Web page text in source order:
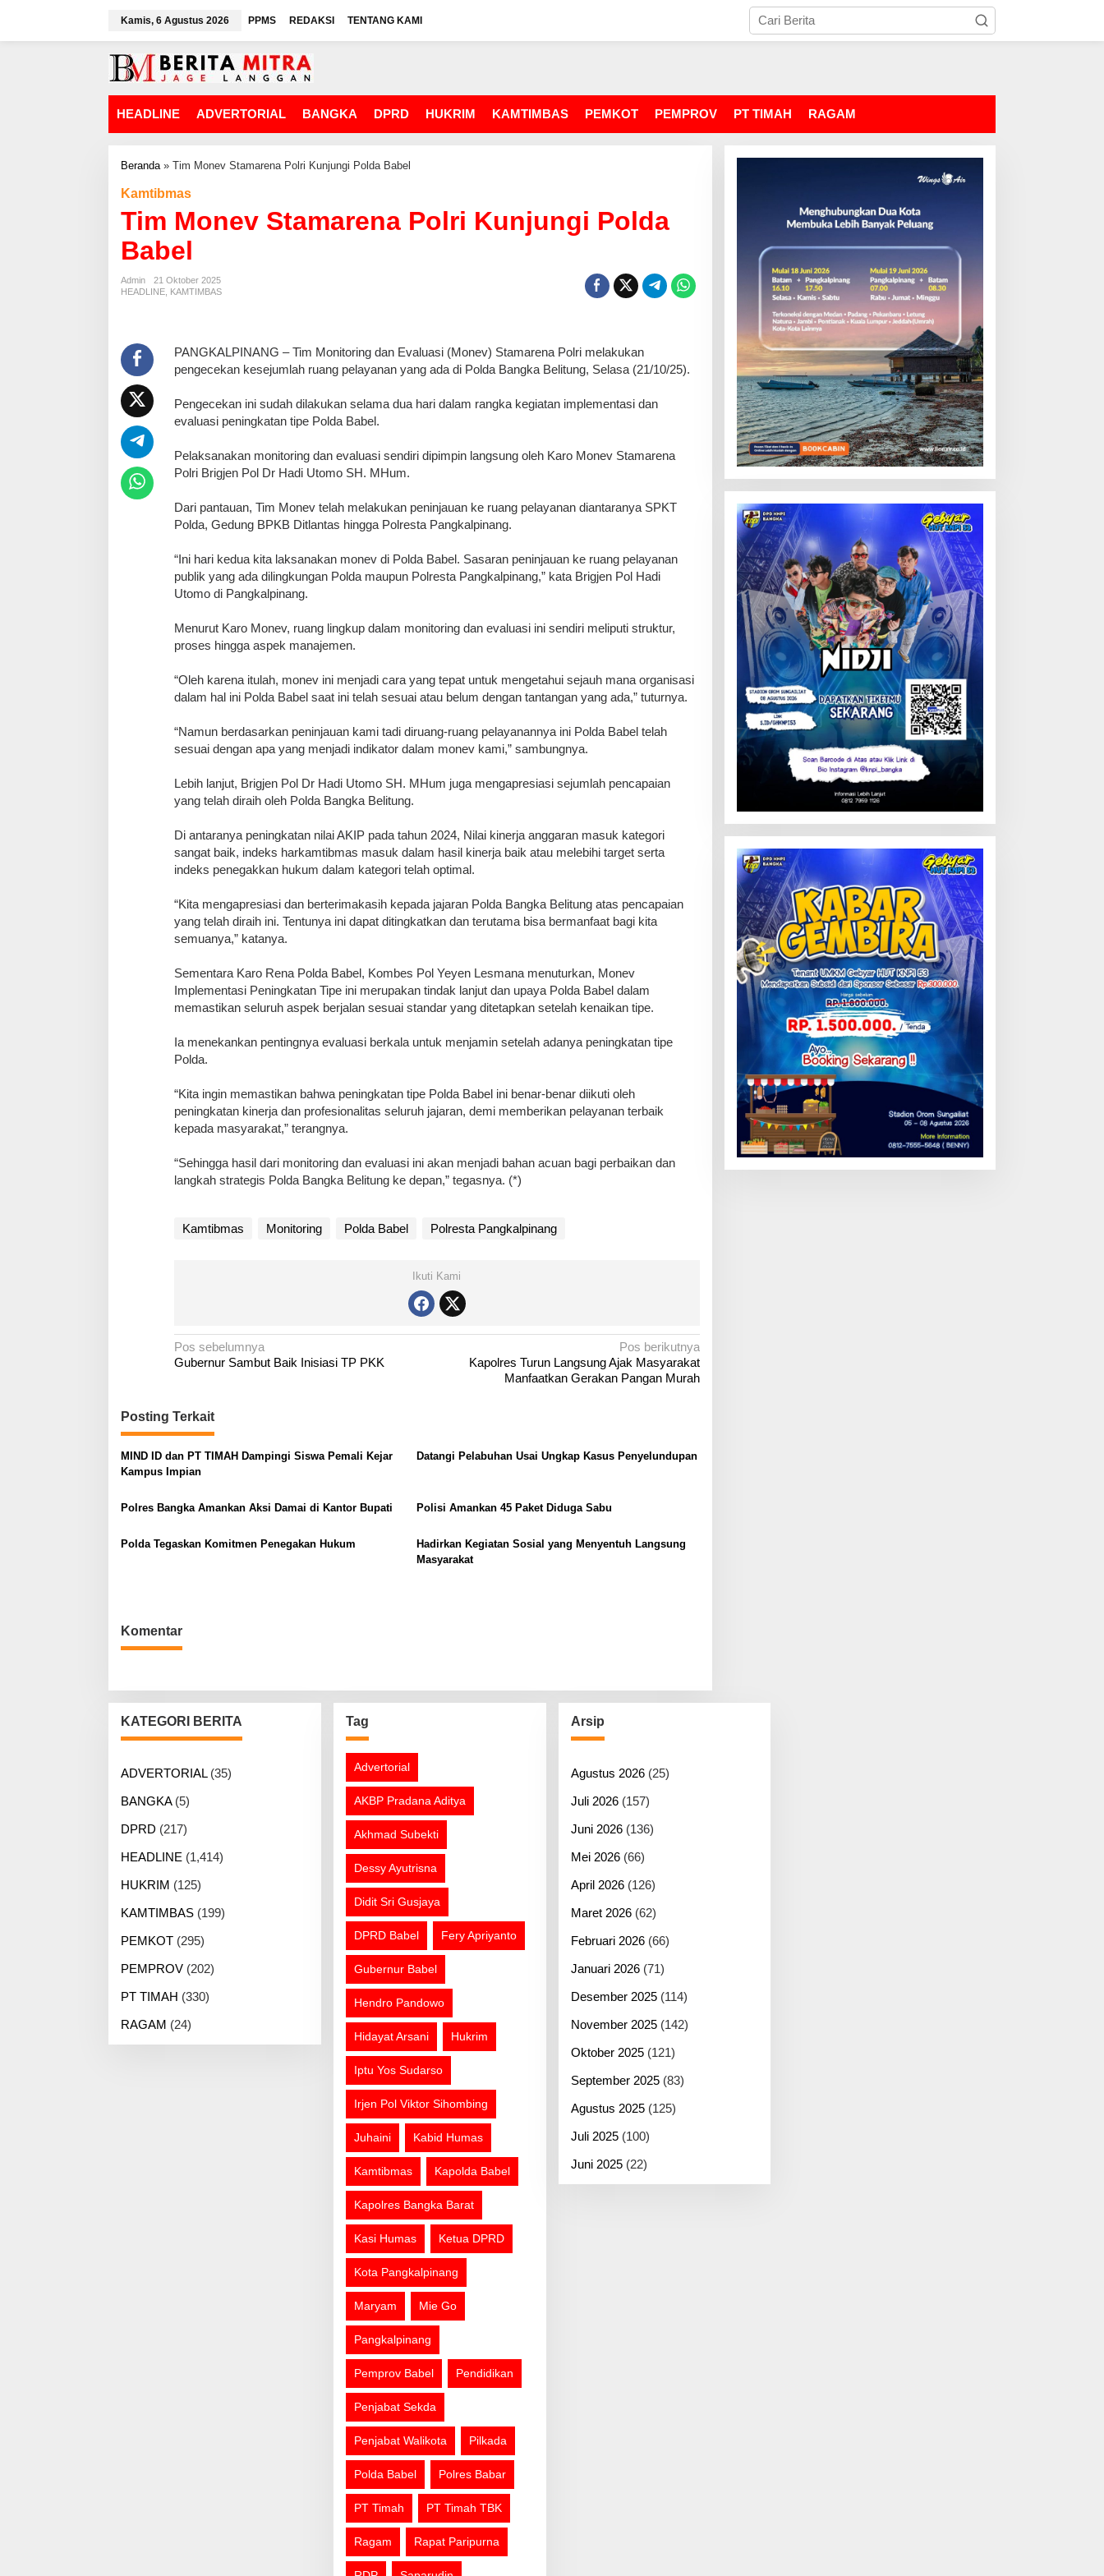
w
Kamis, 6 Agustus 2026 PPMS REDAKSI TENTANG KAMI
HEADLINE ADVERTORIAL BANGKA DPRD HUKRIM KAMTIMBAS PEMKOT PEMPROV PT TIMAH RAGAM
Beranda» Tim Monev Stamarena Polri Kunjungi Polda Babel
Kamtibmas
Tim Monev Stamarena Polri Kunjungi Polda
Babel
Admin
21 Oktober 2025
HEADLINE KAMTIMBAS
PANGKALPINANG – Tim Monitoring dan Evaluasi (Monev) Stamarena Polri melakukan
pengecekan kesejumlah ruang pelayanan yang ada di Polda Bangka Belitung, Selasa (21/10/25).
Pengecekan ini sudah dilakukan selama dua hari dalam rangka kegiatan implementasi dan
evaluasi peningkatan tipe Polda Babel.
Pelaksanakan monitoring dan evaluasi sendiri dipimpin langsung oleh Karo Monev Stamarena
Polri Brigjen Pol Dr Hadi Utomo SH. MHum.
Dari pantauan, Tim Monev telah melakukan peninjauan ke ruang pelayanan diantaranya SPKT
Polda, Gedung BPKB Ditlantas hingga Polresta Pangkalpinang.
“Ini hari kedua kita laksanakan monev di Polda Babel. Sasaran peninjauan ke ruang pelayanan
publik yang ada dilingkungan Polda maupun Polresta Pangkalpinang,” kata Brigjen Pol Hadi
Utomo di Pangkalpinang.
Menurut Karo Monev, ruang lingkup dalam monitoring dan evaluasi ini sendiri meliputi struktur,
proses hingga aspek manajemen.
“Oleh karena itulah, monev ini menjadi cara yang tepat untuk mengetahui sejauh mana organisasi
dalam hal ini Polda Babel saat ini telah sesuai atau belum dengan tantangan yang ada,” tuturnya.
“Namun berdasarkan peninjauan kami tadi diruang-ruang pelayanannya ini Polda Babel telah
sesuai dengan apa yang menjadi indikator dalam monev kami,” sambungnya.
Lebih lanjut, Brigjen Pol Dr Hadi Utomo SH. MHum juga mengapresiasi sejumlah pencapaian
yang telah diraih oleh Polda Bangka Belitung.
Di antaranya peningkatan nilai AKIP pada tahun 2024, Nilai kinerja anggaran masuk kategori
sangat baik, indeks harkamtibmas masuk dalam hasil kinerja baik atau melebihi target serta
indeks penegakkan hukum dalam kategori telah optimal.
“Kita mengapresiasi dan berterimakasih kepada jajaran Polda Bangka Belitung atas pencapaian
yang telah diraih ini. Tentunya ini dapat ditingkatkan dan terutama bisa bermanfaat bagi kita
semuanya,” katanya.
Sementara Karo Rena Polda Babel, Kombes Pol Yeyen Lesmana menuturkan, Monev
Implementasi Peningkatan Tipe ini merupakan tindak lanjut dan upaya Polda Babel dalam
memastikan seluruh aspek berjalan sesuai standar yang ditetapkan setelah kenaikan tipe.
Ia menekankan pentingnya evaluasi berkala untuk menjamin setelah adanya peningkatan tipe
Polda.
“Kita ingin memastikan bahwa peningkatan tipe Polda Babel ini benar-benar diikuti oleh
peningkatan kinerja dan profesionalitas seluruh jajaran, demi memberikan pelayanan terbaik
kepada masyarakat,” terangnya.
“Sehingga hasil dari monitoring dan evaluasi ini akan menjadi bahan acuan bagi perbaikan dan
langkah strategis Polda Bangka Belitung ke depan,” tegasnya. (*)
Kamtibmas Monitoring Polda Babel Polresta Pangkalpinang
Ikuti Kami
N
a
i
g
a
s
p
o
Pos sebelumnya
Gubernur Sambut Baik Inisiasi TP PKK
Pos berikutnya
Kapolres Turun Langsung Ajak Masyarakat
Manfaatkan Gerakan Pangan Murah
Posting Terkait
MIND ID dan PT TIMAH Dampingi Siswa Pemali Kejar
Kampus Impian
Datangi Pelabuhan Usai Ungkap Kasus Penyelundupan
Polres Bangka Amankan Aksi Damai di Kantor Bupati Polisi Amankan 45 Paket Diduga Sabu
Polda Tegaskan Komitmen Penegakan Hukum
Hadirkan Kegiatan Sosial yang Menyentuh Langsung
Masyarakat
Komentar
KATEGORI BERITA
ADVERTORIAL(35)
BANGKA(5)
DPRD (217)
HEADLINE (1,414)
HUKRIM (125)
KAMTIMBAS (199)
PEMKOT (295)
PEMPROV (202)
PT TIMAH (330)
RAGAM (24)
Tag
Advertorial
AKBP Pradana Aditya
Akhmad Subekti
Dessy Ayutrisna
Didit Sri Gusjaya
DPRD Babel Fery Apriyanto
Gubernur Babel
Hendro Pandowo
Hidayat Arsani Hukrim
Iptu Yos Sudarso
Irjen Pol Viktor Sihombing
Juhaini Kabid Humas
Kamtibmas Kapolda Babel
Kapolres Bangka Barat
Kasi Humas Ketua DPRD
Kota Pangkalpinang
Maryam Mie Go
Pangkalpinang
Pemprov Babel Pendidikan
Penjabat Sekda
Penjabat Walikota Pilkada
Polda Babel Polres Babar
PT Timah PT Timah TBK
Ragam Rapat Paripurna
Arsip
Agustus 2026(25)
Juli 2026(157)
Juni 2026(136)
Mei 2026(66)
April 2026(126)
Maret 2026(62)
Februari 2026(66)
Januari 2026(71)
Desember 2025(114)
November 2025(142)
Oktober 2025(121)
September 2025(83)
Agustus 2025(125)
Juli 2025(100)
Juni 2025(22)